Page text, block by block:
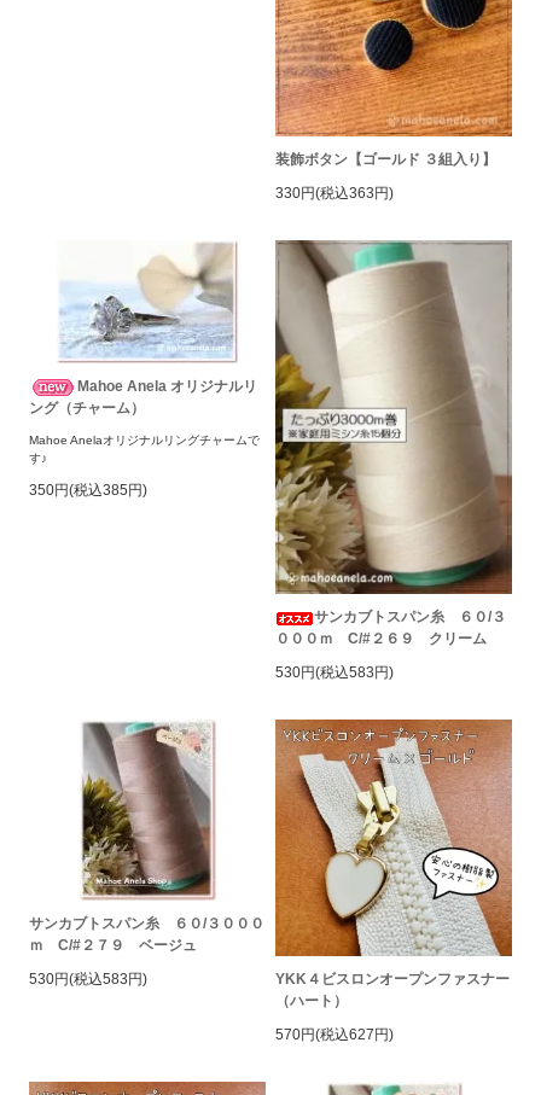
装飾ボタン【ゴールド ３組入り】
330円(税込363円)
Mahoe Anela オリジナルリ
ング（チャーム）
Mahoe Anelaオリジナルリングチャームで
す♪
350円(税込385円)
サンカブトスパン糸 ６０/３
０００ｍ C/#２６９ クリーム
530円(税込583円)
サンカブトスパン糸 ６０/３０００
ｍ C/#２７９ ベージュ
530円(税込583円)
YKK４ビスロンオープンファスナー
（ハート）
570円(税込627円)